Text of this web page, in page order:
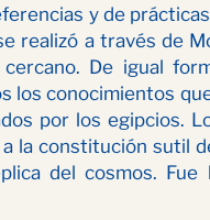
y de
realizó a través de
De igual
los conocimientos
por los egipcios.
la constitución sutil
del cosmos.